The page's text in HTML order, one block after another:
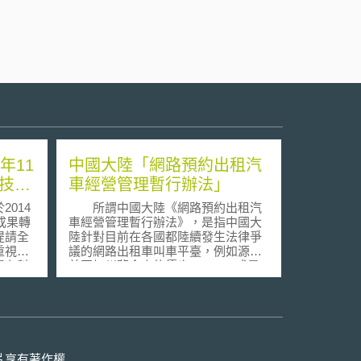
11
成
大
果轉
請全
視
在科
立科
等
活
中國大陸「網路預約出租汽
車經營管理暫行辦法」
所謂中國大陸《網路預約出租汽
車經營管理暫行辦法》，是指中國大
陸針對目前在各國都陸續發生法律爭
議的網路出租車叫車平臺，例如源自
美國加州舊金山的優步(Uber)，或是
中國大陸當地發展的滴滴打車服務，